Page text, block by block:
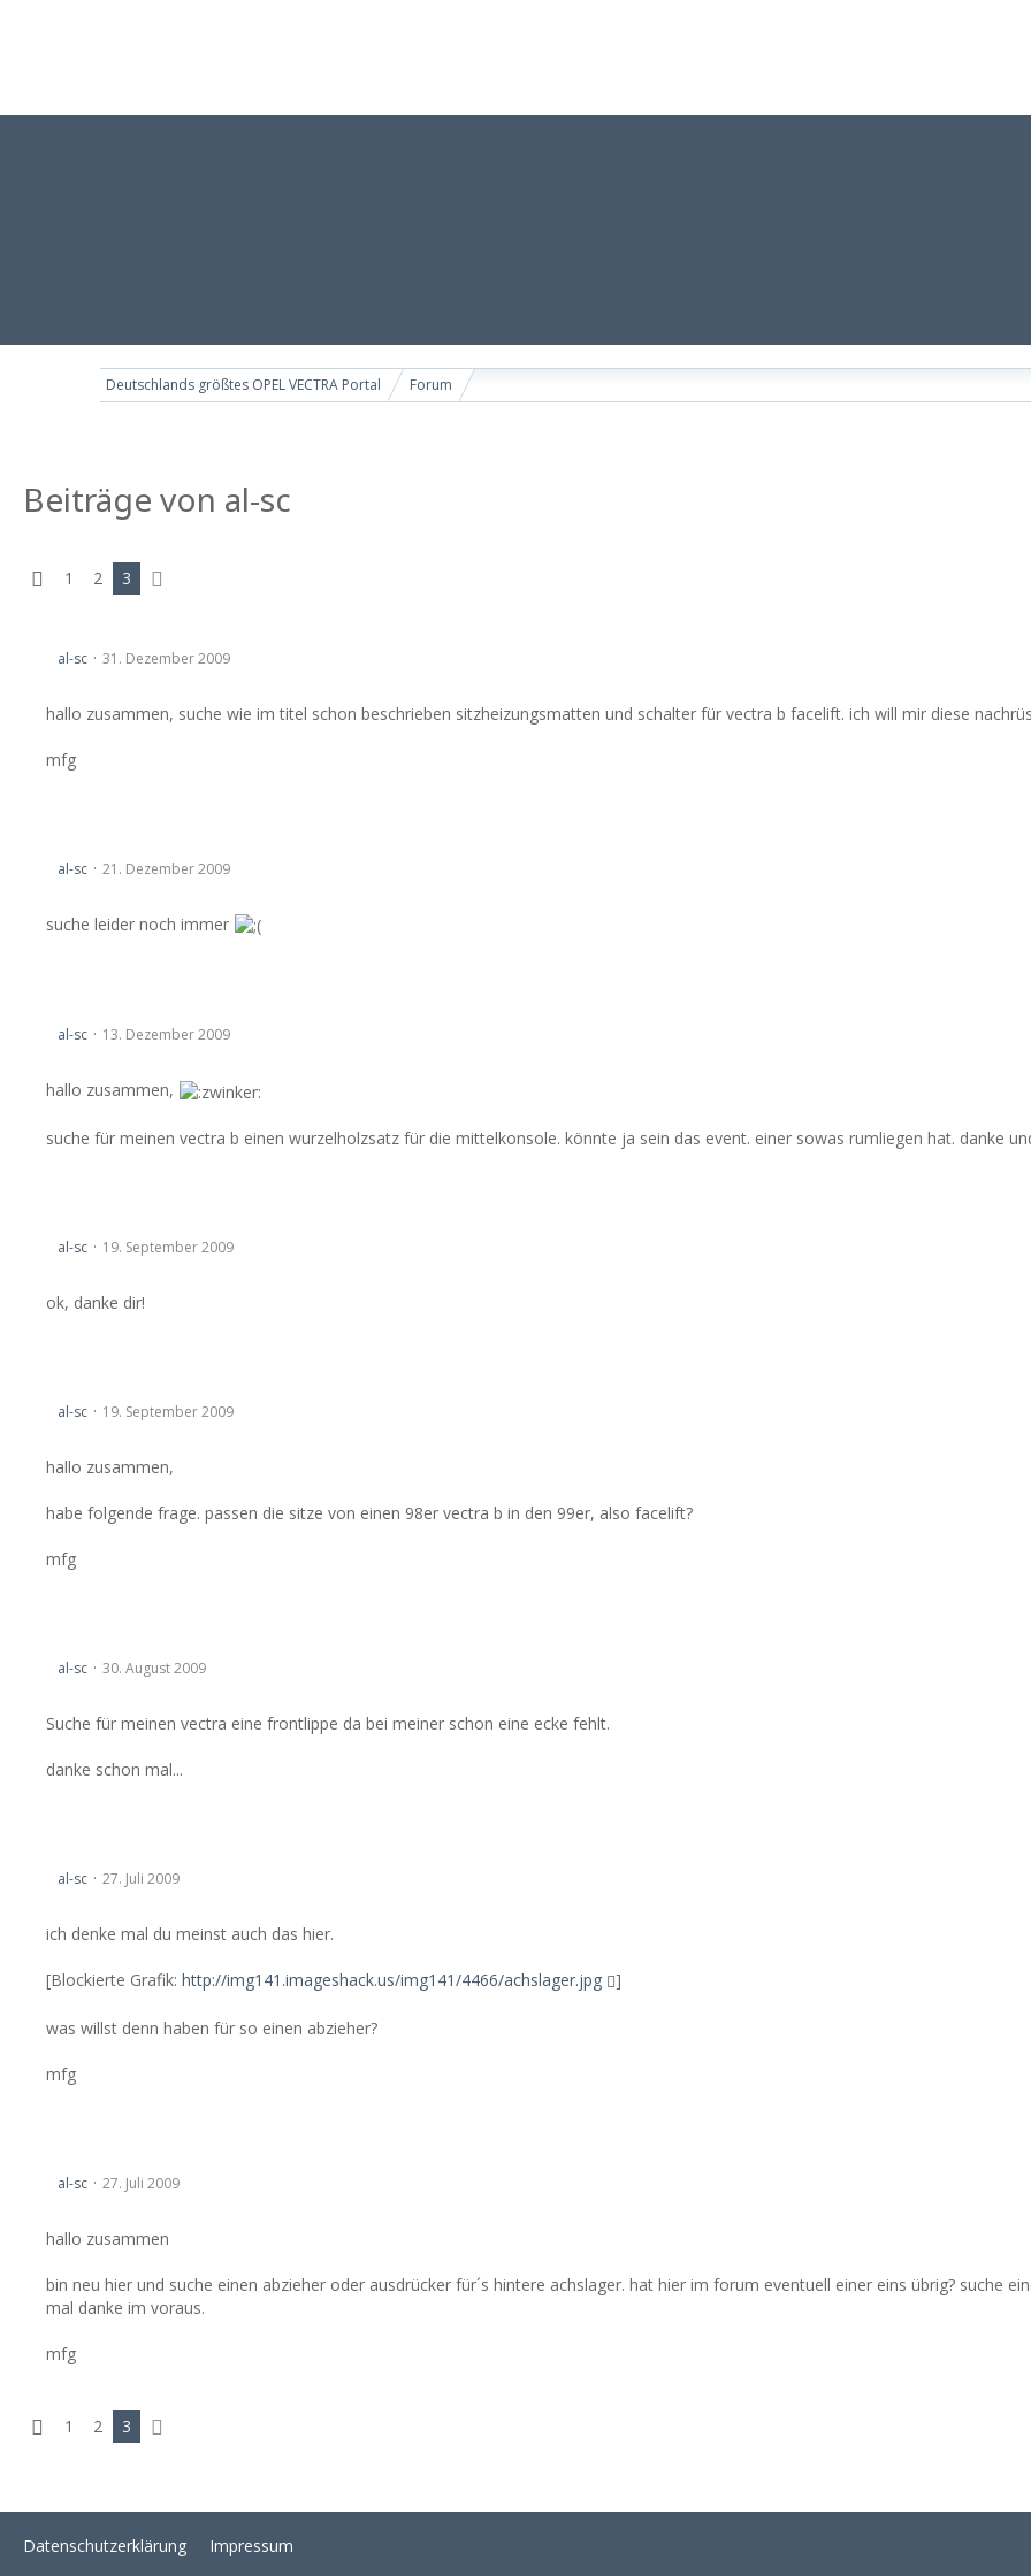
Deutschlands größtes OPEL VECTRA Portal Forum
Beiträge von al-sc
1 2 3
al-sc 31. Dezember 2009
hallo zusammen, suche wie im titel schon beschrieben sitzheizungsmatten und schalter für vectra b facelift. ich will mir diese
mfg
al-sc 21. Dezember 2009
suche leider noch immer
al-sc 13. Dezember 2009
hallo zusammen,
suche für meinen vectra b einen wurzelholzsatz für die mittelkonsole. könnte ja sein das event. einer sowas rumliegen hat. danke
al-sc 19. September 2009
ok, danke dir!
al-sc 19. September 2009
hallo zusammen,
habe folgende frage. passen die sitze von einen 98er vectra b in den 99er, also facelift?
mfg
al-sc 30. August 2009
Suche für meinen vectra eine frontlippe da bei meiner schon eine ecke fehlt.
danke schon mal...
al-sc 27. Juli 2009
ich denke mal du meinst auch das hier.
[Blockierte Grafik: http://img141.imageshack.us/img141/4466/achslager.jpg ]
was willst denn haben für so einen abzieher?
mfg
al-sc 27. Juli 2009
hallo zusammen
bin neu hier und suche einen abzieher oder ausdrücker für´s hintere achslager. hat hier im forum eventuell einer eins übrig? suche
mal danke im voraus.
mfg
1 2 3
Datenschutzerklärung Impressum